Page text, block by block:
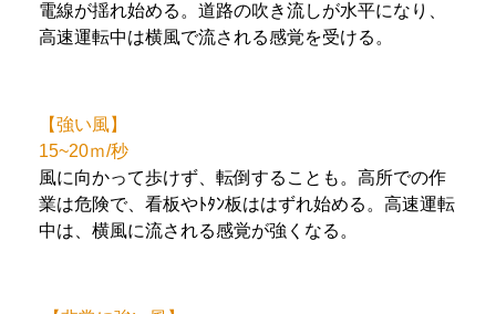
電線が揺れ始める。道路の吹き流しが水平になり、
高速運転中は横風で流される感覚を受ける。
【強い風】
15~20ｍ/秒
風に向かって歩けず、転倒することも。高所での作
業は危険で、看板やﾄﾀﾝ板ははずれ始める。高速運転
中は、横風に流される感覚が強くなる。